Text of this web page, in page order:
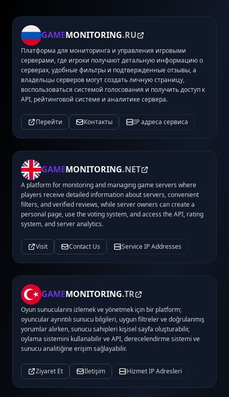
GAMEMONITORING.RU
Платформа для мониторинга и управления игровыми
серверами, где игроки получают детальную информацию о
серверах, удобные фильтры и подтвержденные отзывы, а
владельцы серверов могут создать личную страницу,
воспользоваться системой голосования и получить доступ к
API, рейтинговой системе и аналитике сервера.
Перейти Контакты IP адреса сервиса
GAMEMONITORING.NET
A platform for monitoring and managing game servers where
players receive detailed information about servers, convenient
filters, and verified reviews, while server owners can create a
personal page, use the voting system, and access the API, rating
system, and server analytics.
Visit Contact Us Service IP Addresses
GAMEMONITORING.TR
Oyun sunucularını izlemek ve yönetmek için bir platform;
oyuncular ayrıntılı sunucu bilgileri, uygun filtreler ve doğrulanmış
yorumlar alırken, sunucu sahipleri kişisel sayfa oluşturabilir,
oylama sistemini kullanabilir ve API, derecelendirme sistemi ve
sunucu analitiğine erişim sağlayabilir.
Ziyaret Et İletişim Hizmet IP Adresleri